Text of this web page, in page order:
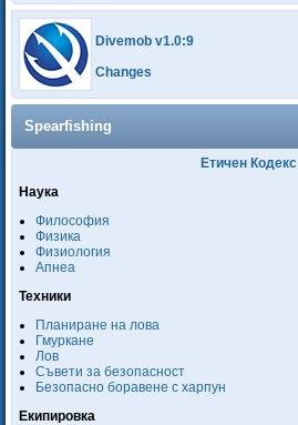
Divemob v1.0:9
Changes
Spearfishing
Етичен Кодекс
Наука
Философия
Физика
Физиология
Апнеа
Техники
Планиране на лова
Гмуркане
Лов
Съвети за безопасност
Безопасно боравене с харпун
Екипировка